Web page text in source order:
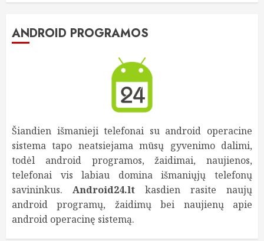
ANDROID PROGRAMOS
Šiandien išmanieji telefonai su android operacine
sistema tapo neatsiejama mūsų gyvenimo dalimi,
todėl android programos, žaidimai, naujienos,
telefonai vis labiau domina išmaniųjų telefonų
savininkus. Android24.lt kasdien rasite naujų
android programų, žaidimų bei naujienų apie
android operacinę sistemą.